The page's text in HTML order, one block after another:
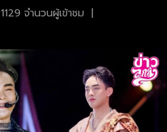
1129 จำนวนผู้เข้าชม |